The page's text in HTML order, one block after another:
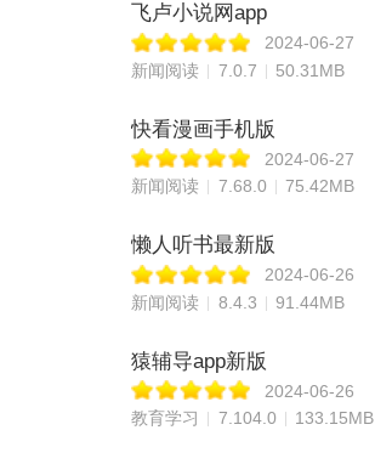
飞卢小说网app
2024-06-27
新闻阅读
7.0.7 50.31MB
快看漫画手机版
2024-06-27
新闻阅读
7.68.0 75.42MB
懒人听书最新版
2024-06-26
新闻阅读
8.4.3 91.44MB
猿辅导app新版
2024-06-26
教育学习
7.104.0 133.15MB